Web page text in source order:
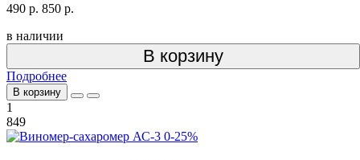
490 р. 850 р.
в наличии
В корзину
Подробнее
В корзину
1
849